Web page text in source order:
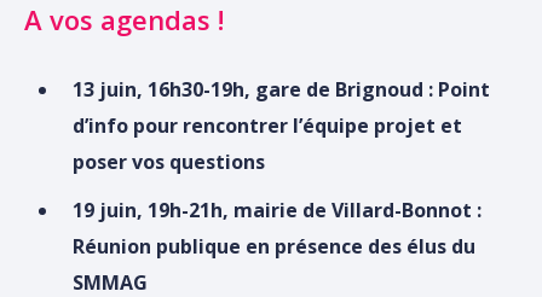
A vos agendas !
13 juin, 16h30-19h, gare de Brignoud : Point
d’info pour rencontrer l’équipe projet et
poser vos questions
19 juin, 19h-21h, mairie de Villard-Bonnot :
Réunion publique en présence des élus du
SMMAG